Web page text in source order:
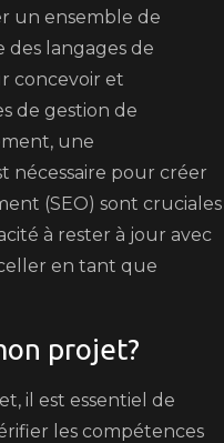
un ensemble de
des langages de
concevoir et
de gestion de
une
nécessaire pour créer
(SEO) sont cruciales
à rester à jour avec
en tant que
projet?
il est essentiel de
les compétences